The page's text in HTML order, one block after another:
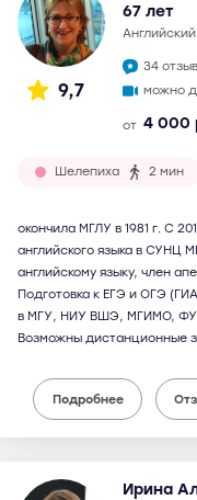
9,7
67 лет
34
можно
от 4 000
Шелепиха 2 мин
окончила МГЛУ в 1981 г. С
английского языка в СУНЦ
английскому языку, член
Подготовка к ЕГЭ и ОГЭ
в МГУ, НИУ ВШЭ, МГИМО, ФУ
Возможны дистанционные
Подробнее
Ирина